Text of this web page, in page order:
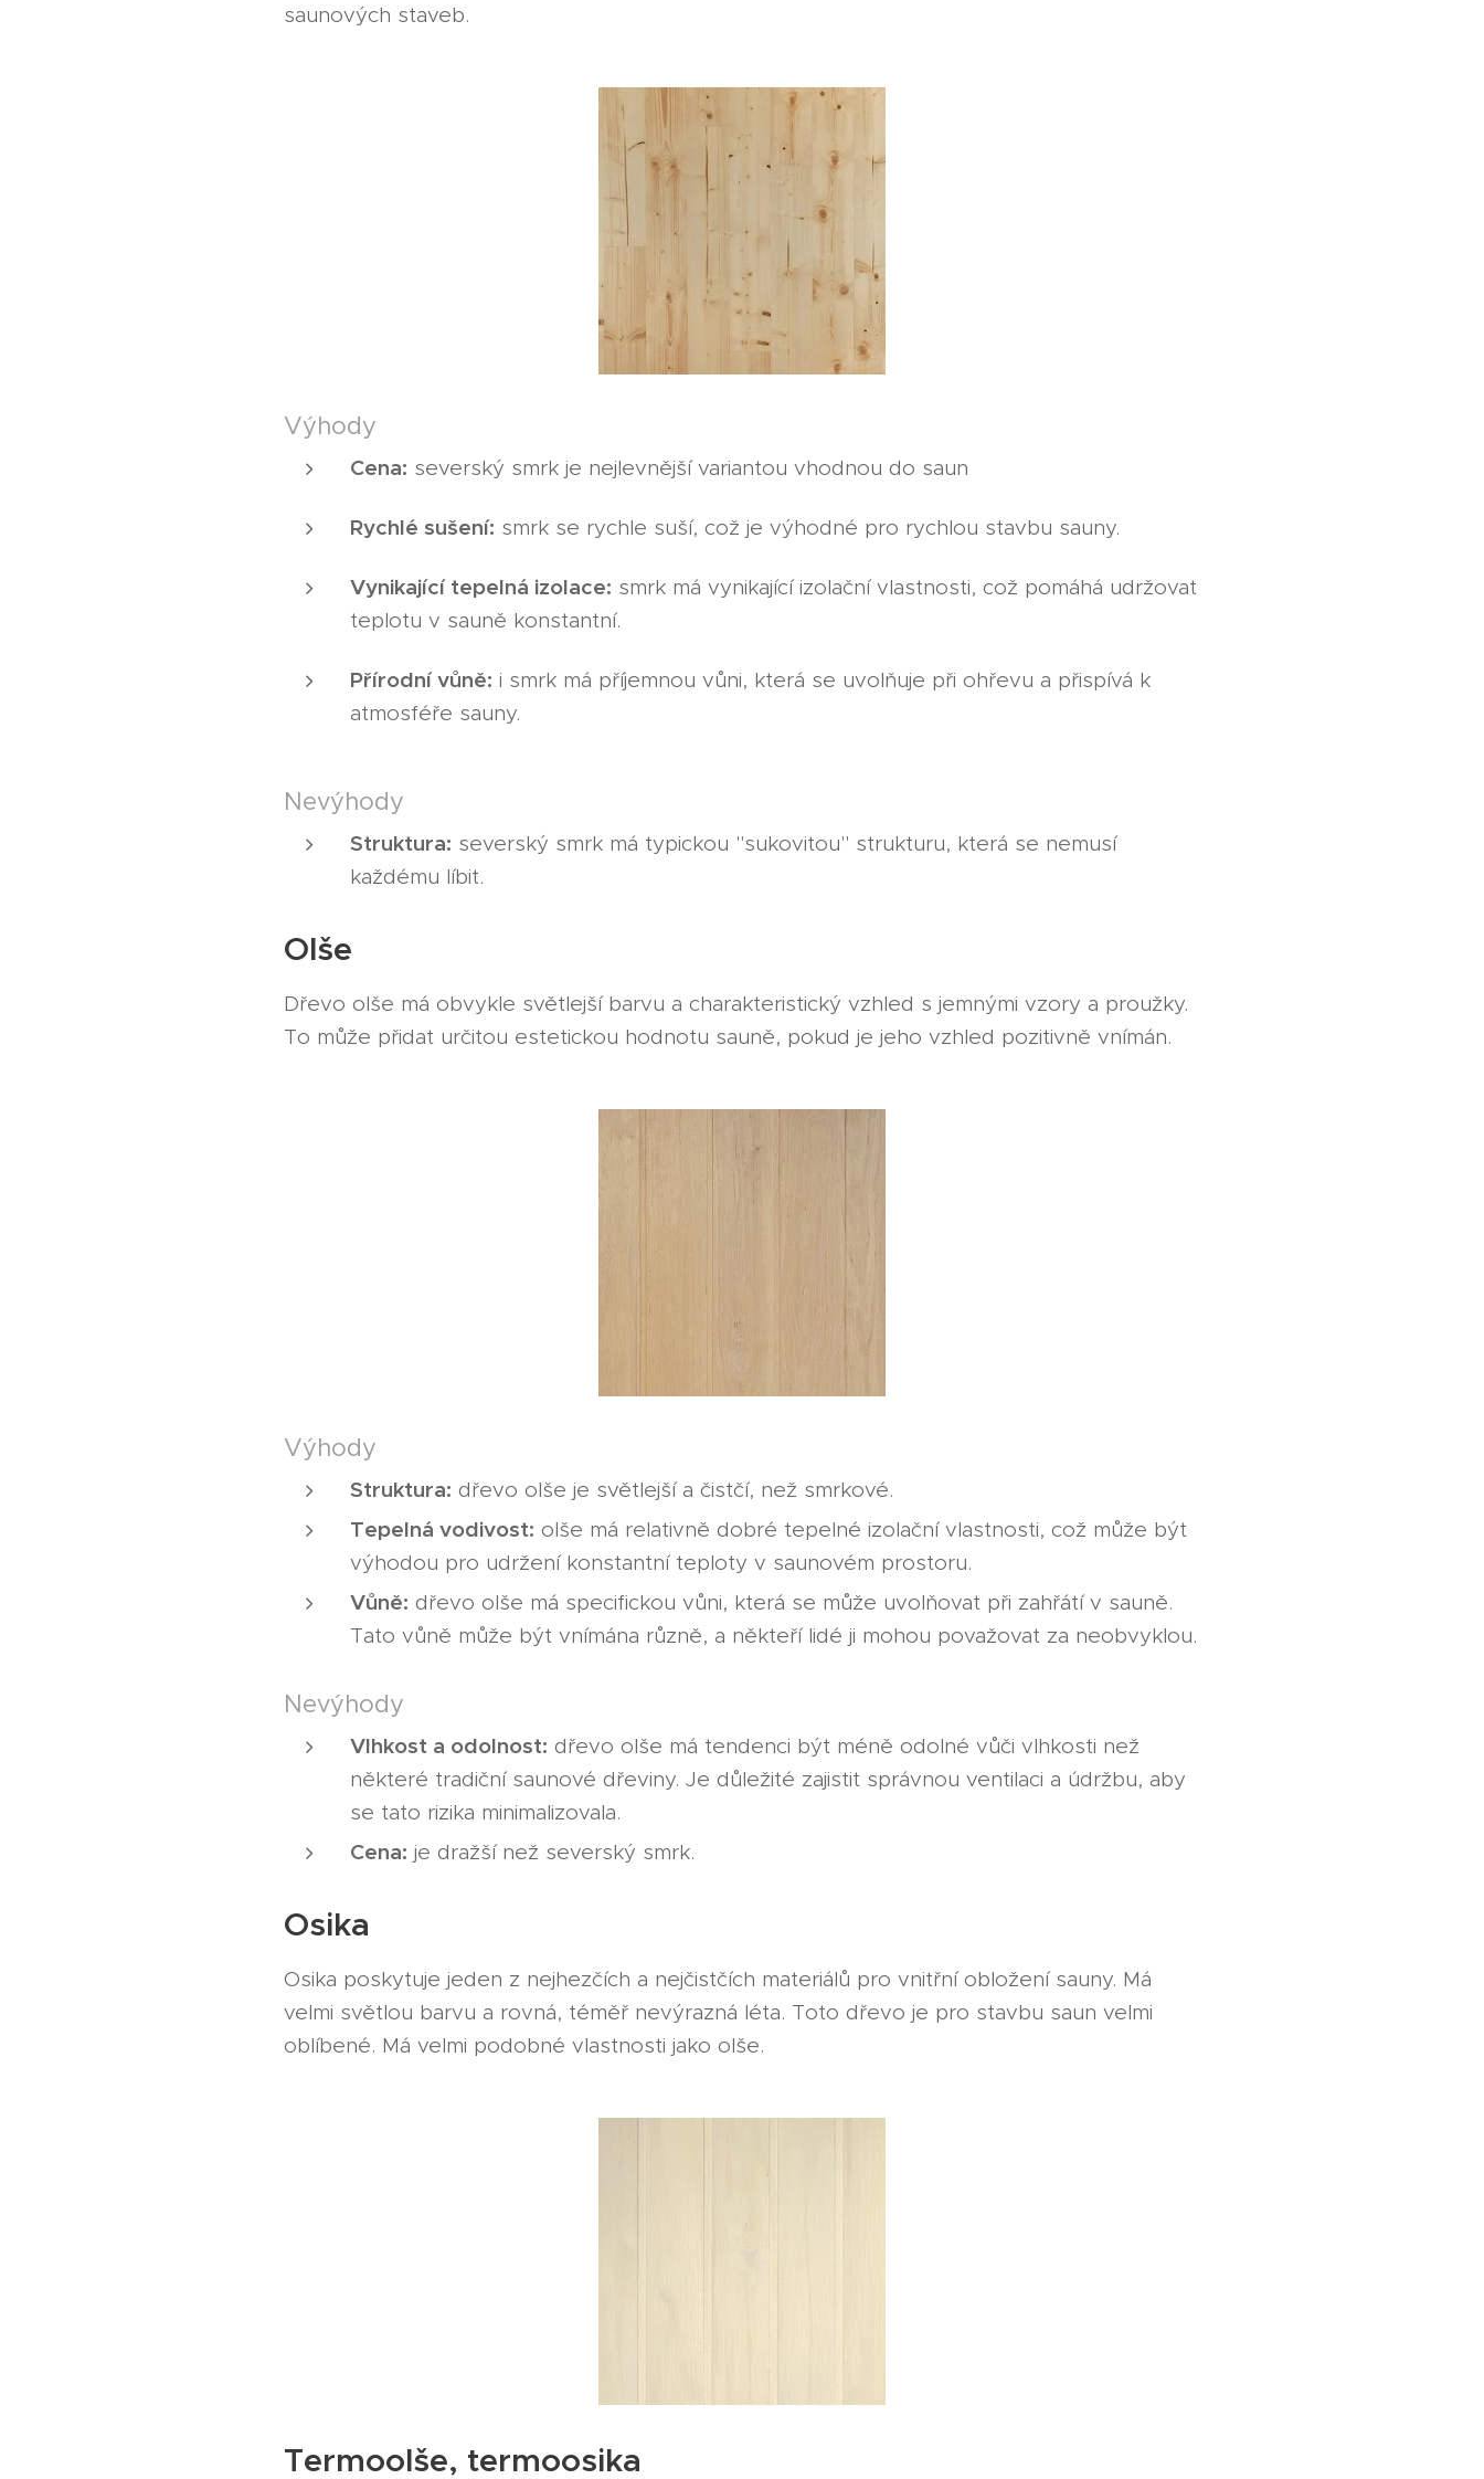
saunových staveb.
Výhody
Cena: severský smrk je nejlevnější variantou vhodnou do saun
Rychlé sušení: smrk se rychle suší, což je výhodné pro rychlou stavbu sauny.
Vynikající tepelná izolace: smrk má vynikající izolační vlastnosti, což pomáhá udržovat
teplotu v sauně konstantní.
Přírodní vůně: i smrk má příjemnou vůni, která se uvolňuje při ohřevu a přispívá k
atmosféře sauny.
Nevýhody
Struktura: severský smrk má typickou "sukovitou" strukturu, která se nemusí
každému líbit.
Olše
Dřevo olše má obvykle světlejší barvu a charakteristický vzhled s jemnými vzory a proužky.
To může přidat určitou estetickou hodnotu sauně, pokud je jeho vzhled pozitivně vnímán.
Výhody
Struktura: dřevo olše je světlejší a čistčí, než smrkové.
Tepelná vodivost: olše má relativně dobré tepelné izolační vlastnosti, což může být
výhodou pro udržení konstantní teploty v saunovém prostoru.
Vůně: dřevo olše má specifickou vůni, která se může uvolňovat při zahřátí v sauně.
Tato vůně může být vnímána různě, a někteří lidé ji mohou považovat za neobvyklou.
Nevýhody
Vlhkost a odolnost: dřevo olše má tendenci být méně odolné vůči vlhkosti než
některé tradiční saunové dřeviny. Je důležité zajistit správnou ventilaci a údržbu, aby
se tato rizika minimalizovala.
Cena: je dražší než severský smrk.
Osika
Osika poskytuje jeden z nejhezčích a nejčistčích materiálů pro vnitřní obložení sauny. Má
velmi světlou barvu a rovná, téměř nevýrazná léta. Toto dřevo je pro stavbu saun velmi
oblíbené. Má velmi podobné vlastnosti jako olše.
Termoolše, termoosika